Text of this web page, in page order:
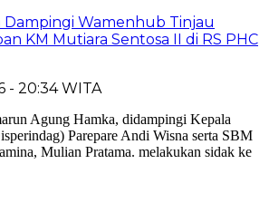
Dampingi Wamenhub Tinjau
KM Mutiara Sentosa II di RS PHC
- 20:34 WITA